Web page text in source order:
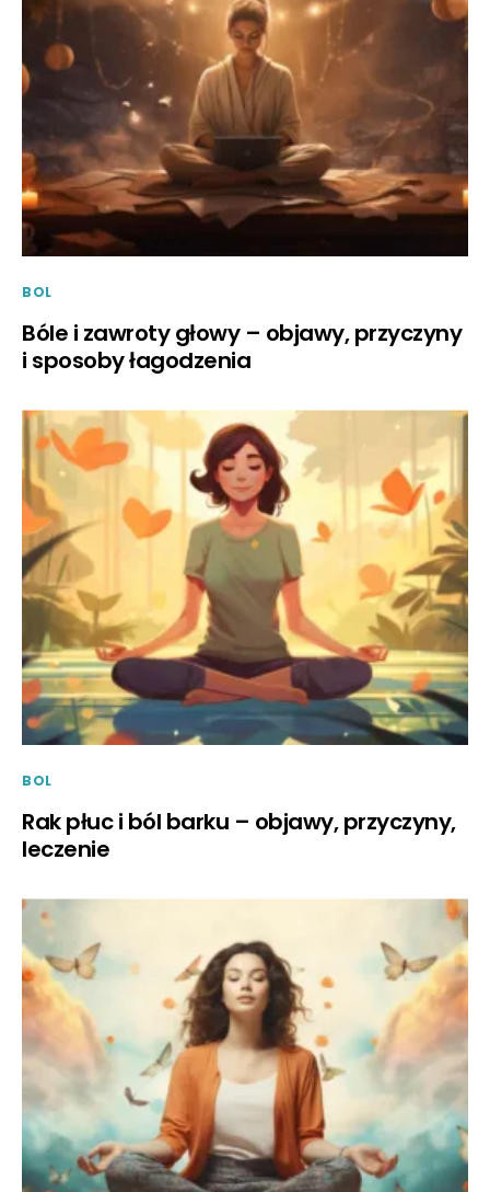
BOL
Bóle i zawroty głowy – objawy, przyczyny
i sposoby łagodzenia
BOL
Rak płuc i ból barku – objawy, przyczyny,
leczenie